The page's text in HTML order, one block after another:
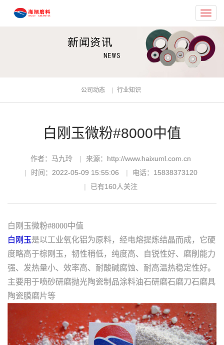
公司动态 行业知识
白刚玉微粉#8000中值
作者：马九玲
来源：http://www.haixuml.com.cn
时间：2022-05-09 15:55:06
电话：15838373120
已有160人关注
白刚玉微粉#8000中值
白刚玉是以工业氧化铝为原料，经电熔提炼结晶而成，它硬
度略高于棕刚玉，韧性稍低，纯度高、自锐性好、磨削能力
强、发热量小、效率高、耐酸碱腐蚀、耐高温热稳定性好。
主要用于喷砂研磨抛光陶瓷制品涂料油石研磨石磨刀石磨具
陶瓷膜磨片等